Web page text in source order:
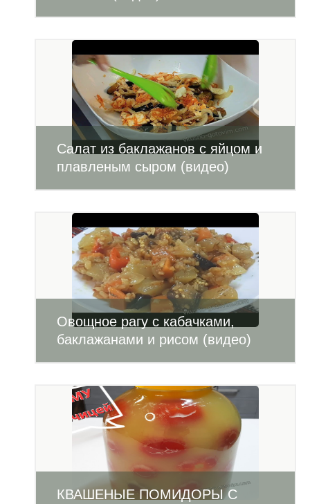
Салат из баклажанов с яйцом и
плавленым сыром (видео)
Овощное рагу с кабачками,
баклажанами и рисом (видео)
КВАШЕНЫЕ ПОМИДОРЫ С